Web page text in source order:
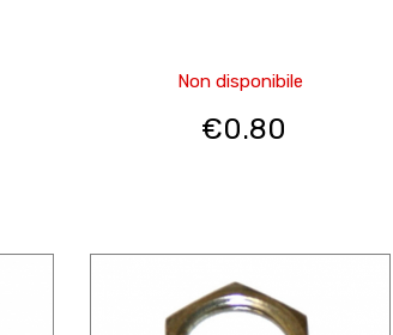
Non disponibile
€0.80